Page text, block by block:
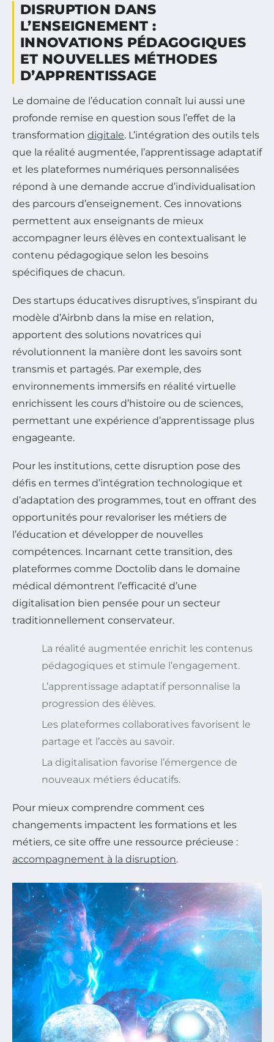
DISRUPTION DANS
L’ENSEIGNEMENT :
INNOVATIONS PÉDAGOGIQUES
ET NOUVELLES MÉTHODES
D’APPRENTISSAGE
Le domaine de l’éducation connaît lui aussi une
profonde remise en question sous l’effet de la
transformation digitale. L’intégration des outils tels
que la réalité augmentée, l’apprentissage adaptatif
et les plateformes numériques personnalisées
répond à une demande accrue d’individualisation
des parcours d’enseignement. Ces innovations
permettent aux enseignants de mieux
accompagner leurs élèves en contextualisant le
contenu pédagogique selon les besoins
spécifiques de chacun.
Des startups éducatives disruptives, s’inspirant du
modèle d’Airbnb dans la mise en relation,
apportent des solutions novatrices qui
révolutionnent la manière dont les savoirs sont
transmis et partagés. Par exemple, des
environnements immersifs en réalité virtuelle
enrichissent les cours d’histoire ou de sciences,
permettant une expérience d’apprentissage plus
engageante.
Pour les institutions, cette disruption pose des
défis en termes d’intégration technologique et
d’adaptation des programmes, tout en offrant des
opportunités pour revaloriser les métiers de
l’éducation et développer de nouvelles
compétences. Incarnant cette transition, des
plateformes comme Doctolib dans le domaine
médical démontrent l’efficacité d’une
digitalisation bien pensée pour un secteur
traditionnellement conservateur.
La réalité augmentée enrichit les contenus
pédagogiques et stimule l’engagement.
L’apprentissage adaptatif personnalise la
progression des élèves.
Les plateformes collaboratives favorisent le
partage et l’accès au savoir.
La digitalisation favorise l’émergence de
nouveaux métiers éducatifs.
Pour mieux comprendre comment ces
changements impactent les formations et les
métiers, ce site offre une ressource précieuse :
accompagnement à la disruption.